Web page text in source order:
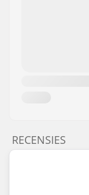
RECENSIES